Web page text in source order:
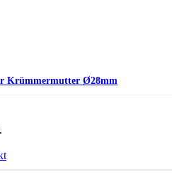
Krümmermutter Ø28mm